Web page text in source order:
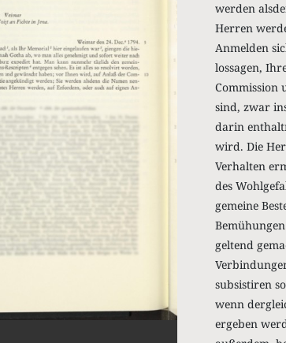
werden
Herren
Anmelden
lossagen,
Commission
sind, zwar
darin
wird. Die
Verhalten
des
gemeine
geltend
subsistiren
wenn
ergeben